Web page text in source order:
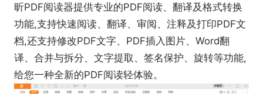
昕PDF阅读器提供专业的PDF阅读、翻译及格式转换
功能,支持快速阅读、翻译、审阅、注释及打印PDF文
档,还支持修改PDF文字、PDF插入图片、Word翻
译、合并与拆分、文字提取、签名保护、旋转等功能,
给您一种全新的PDF阅读轻体验。